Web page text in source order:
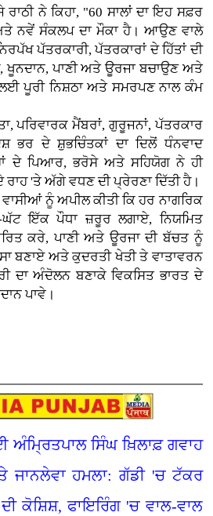
ਨੇ ਕਿਹਾ, "60 ਸਾਲਾਂ ਦਾ ਇਹ ਸਫ਼ਰ
ਨਵੇਂ ਸੰਕਲਪ ਦਾ ਮੌਕਾ ਹੈ। ਆਉਣ ਵਾਲੇ
ਪੱਤਰਕਾਰੀ, ਪੱਤਰਕਾਰਾਂ ਦੇ ਹਿੱਤਾਂ ਦੀ
ਖੂਨਦਾਨ, ਪਾਣੀ ਅਤੇ ਊਰਜਾ ਬਚਾਉਣ ਅਤੇ
ਪੂਰੀ ਨਿਸ਼ਠਾ ਅਤੇ ਸਮਰਪਣ ਨਾਲ ਕੰਮ
ਪਰਿਵਾਰਕ ਮੈਂਬਰਾਂ, ਗੁਰੂਜਨਾਂ, ਪੱਤਰਕਾਰ
ਭਰ ਦੇ ਸ਼ੁਭਚਿੰਤਕਾਂ ਦਾ ਦਿਲੋਂ ਧੰਨਵਾਦ
ਦੇ ਪਿਆਰ, ਭਰੋਸੇ ਅਤੇ ਸਹਿਯੋਗ ਨੇ ਹੀ
ਰਾਹ 'ਤੇ ਅੱਗੇ ਵਧਣ ਦੀ ਪ੍ਰੇਰਣਾ ਦਿੱਤੀ ਹੈ।
ਨੂੰ ਅਪੀਲ ਕੀਤੀ ਕਿ ਹਰ ਨਾਗਰਿਕ
ਇੱਕ ਪੌਧਾ ਜ਼ਰੂਰ ਲਗਾਏ, ਨਿਯਮਿਤ
ਕਰੇ, ਪਾਣੀ ਅਤੇ ਊਰਜਾ ਦੀ ਬੱਚਤ ਨੂੰ
ਬਣਾਏ ਅਤੇ ਕੁਦਰਤੀ ਖੇਤੀ ਤੇ ਵਾਤਾਵਰਨ
ਦਾ ਅੰਦੋਲਨ ਬਣਾਕੇ ਵਿਕਸਿਤ ਭਾਰਤ ਦੇ
ਪਾਵੇ।
ਅੰਮ੍ਰਿਤਪਾਲ ਸਿੰਘ ਖ਼ਿਲਾਫ਼ ਗਵਾਹ
ਜਾਨਲੇਵਾ ਹਮਲਾ: ਗੱਡੀ 'ਚ ਟੱਕਰ
ਕੋਸ਼ਿਸ਼, ਫਾਇਰਿੰਗ 'ਚ ਵਾਲ-ਵਾਲ